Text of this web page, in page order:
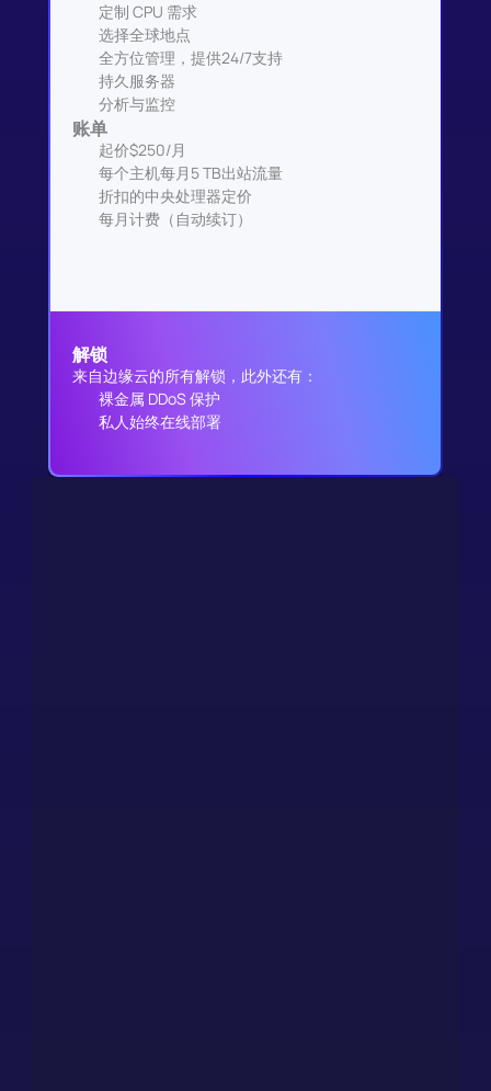
定制 CPU 需求
选择全球地点
全方位管理，提供24/7支持
持久服务器
分析与监控
账单
起价$250/月
每个主机每月5 TB出站流量
折扣的中央处理器定价
每月计费（自动续订）
解锁
来自边缘云的所有解锁，此外还有：
裸金属 DDoS 保护
私人始终在线部署